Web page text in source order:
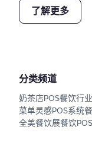
了解更多
分类频道
奶茶店POS餐饮行
菜单灵感POS系统
全美餐饮展餐饮